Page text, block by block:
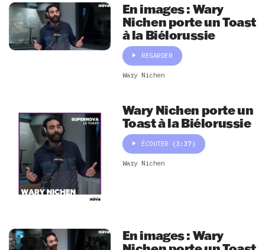
En images : Wary
Nichen porte un Toast
à la Biélorussie
REGARDER
Wary Nichen
Wary Nichen porte un
Toast à la Biélorussie
ÉCOUTER (3:37)
Wary Nichen
En images : Wary